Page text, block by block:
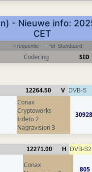
- Nieuwe info:
CET
Frequentie Pol Standaard
Codering SID
12264.50 V DVB-S
Conax
Cryptoworks
Irdeto 2
Nagravision 3
30928
12271.00 H DVB-S2
Conax
805